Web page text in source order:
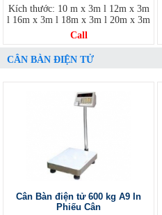
Kích thước: 10 m x 3m l 12m x 3m
l 16m x 3m l 18m x 3m l 20m x 3m
Call
CÂN BÀN ĐIỆN TỬ
Cân Bàn điện tử 600 kg A9 In
Phiếu Cân